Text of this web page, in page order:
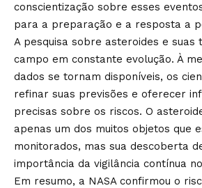
conscientização sobre esses
para a preparação e a resposta a
A pesquisa sobre asteroides e suas
campo em constante evolução. À
dados se tornam disponíveis, os
refinar suas previsões e oferecer
precisas sobre os riscos. O
apenas um dos muitos objetos que
monitorados, mas sua descoberta
importância da vigilância contínua
Em resumo, a NASA confirmou o